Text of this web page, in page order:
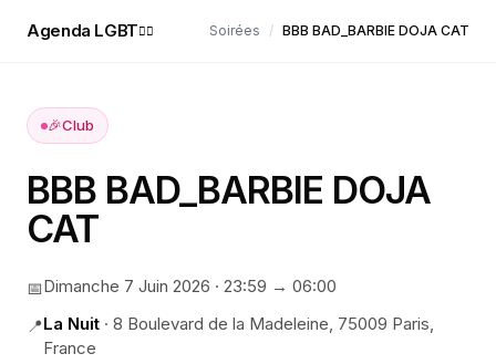
Agenda LGBT🏳️‍🌈 Soirées / BBB BAD_BARBIE DOJA CAT
🎉Club
BBB BAD_BARBIE DOJA
CAT
📅Dimanche 7 Juin 2026 · 23:59 → 06:00
📍La Nuit · 8 Boulevard de la Madeleine, 75009 Paris,
France